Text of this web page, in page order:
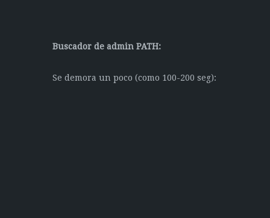
Buscador de admin PATH:
Se demora un poco (como 100-200 seg):